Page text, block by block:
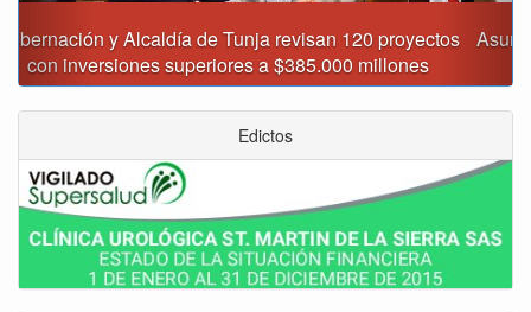
Asumió funciones nuevo secretario de Medio Ambiente de
Tunja
Edictos